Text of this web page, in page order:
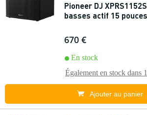
Pioneer DJ
basses actif 15
670 €
En stock
Également en stock dans
Ajouter au panier